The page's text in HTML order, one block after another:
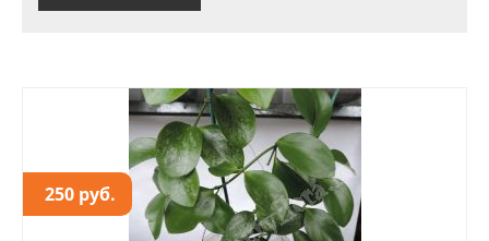
250 руб.